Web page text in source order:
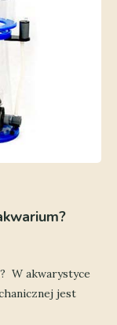
W akwarystyce
jest